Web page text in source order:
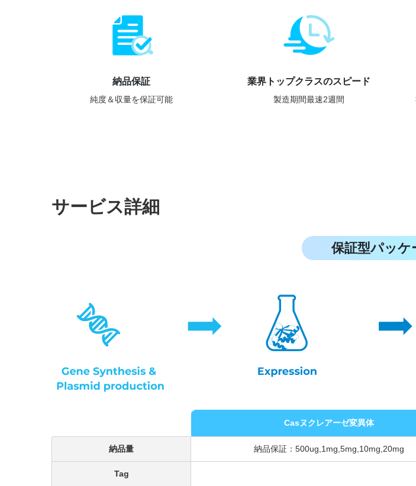
納品保証
純度＆収量を保証可能
業界トップクラスのスピード
製造期間最速2週間
サービス詳細
保証型パッケ
Casヌクレアーゼ変異体
納品量 納品保証：500ug,1mg,5mg,10mg,20mg
Tag